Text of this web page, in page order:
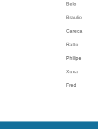
Belo
Braulio
Careca
Ratto
Philipe
Xuxa
Fred